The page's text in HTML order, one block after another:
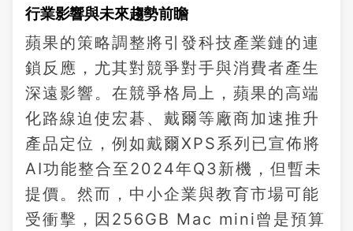
行業影響與未來趨勢前瞻
蘋果的策略調整將引發科技產業鏈的連
鎖反應，尤其對競爭對手與消費者產生
深遠影響。在競爭格局上，蘋果的高端
化路線迫使宏碁、戴爾等廠商加速推升
產品定位，例如戴爾XPS系列已宣佈將
AI功能整合至2024年Q3新機，但暫未
提價。然而，中小企業與教育市場可能
受衝擊，因256GB Mac mini曾是預算